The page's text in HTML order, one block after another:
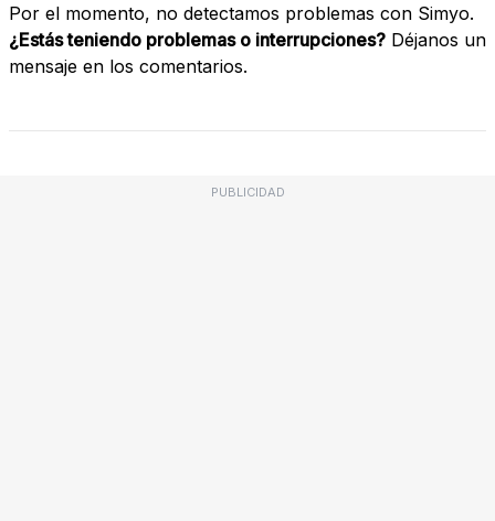
Por el momento, no detectamos problemas con Simyo.
¿Estás teniendo problemas o interrupciones? Déjanos un
mensaje en los comentarios.
PUBLICIDAD